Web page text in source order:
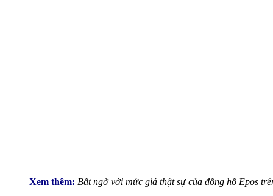
Xem thêm: Bất ngờ với mức giá thật sự của đồng hồ Epos